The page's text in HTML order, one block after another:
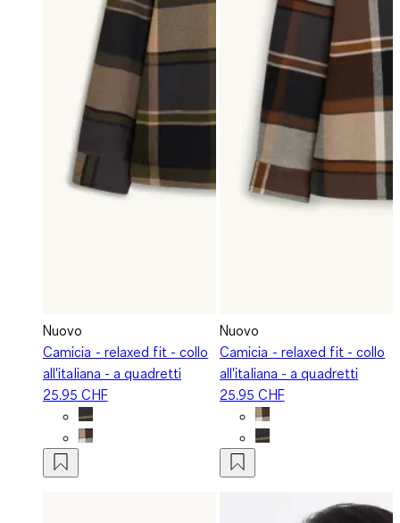
Nuovo
Camicia - relaxed fit - collo
all'italiana - a quadretti
25.95 CHF
Nuovo
Camicia - relaxed fit - collo
all'italiana - a quadretti
25.95 CHF